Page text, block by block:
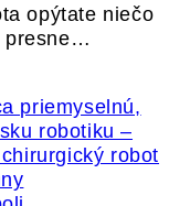
opýtate niečo
presne…